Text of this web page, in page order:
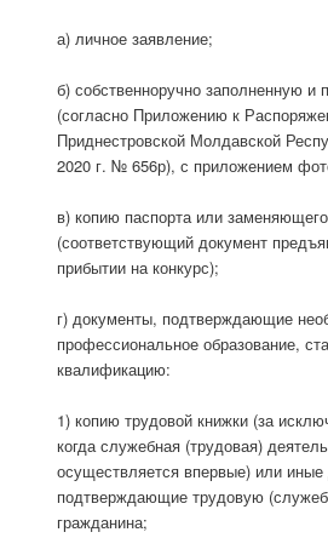
а) личное заявление;
б) собственноручно заполненную и
(согласно Приложению к
Приднестровской Молдавской
2020 г. № 656р), с приложением
в) копию паспорта или
(соответствующий документ
прибытии на конкурс);
г) документы, подтверждающие
профессиональное образование,
квалификацию:
1) копию трудовой книжки (за
когда служебная (трудовая)
осуществляется впервые) или
подтверждающие трудовую
гражданина;